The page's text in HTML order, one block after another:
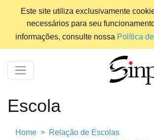
Este site utiliza exclusivamente
necessários para seu
informações, consulte nossa Política
Escola
Home
Relação de Escolas